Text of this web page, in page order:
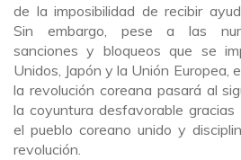
de la imposibilidad de recibir
Sin embargo, pese a las
sanciones y bloqueos que se
Unidos, Japón y la Unión Europea,
la revolución coreana pasará al
la coyuntura desfavorable
el pueblo coreano unido y
revolución.